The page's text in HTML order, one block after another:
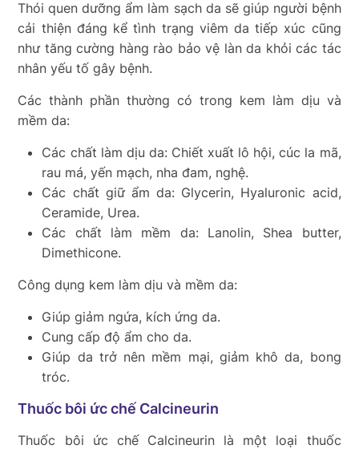
Thói quen dưỡng ẩm làm sạch da sẽ giúp người bệnh
cải thiện đáng kể tình trạng viêm da tiếp xúc cũng
như tăng cường hàng rào bảo vệ làn da khỏi các tác
nhân yếu tố gây bệnh.
Các thành phần thường có trong kem làm dịu và
mềm da:
Các chất làm dịu da: Chiết xuất lô hội, cúc la mã,
rau má, yến mạch, nha đam, nghệ.
Các chất giữ ẩm da: Glycerin, Hyaluronic acid,
Ceramide, Urea.
Các chất làm mềm da: Lanolin, Shea butter,
Dimethicone.
Công dụng kem làm dịu và mềm da:
Giúp giảm ngứa, kích ứng da.
Cung cấp độ ẩm cho da.
Giúp da trở nên mềm mại, giảm khô da, bong
tróc.
Thuốc bôi ức chế Calcineurin
Thuốc bôi ức chế Calcineurin là một loại thuốc